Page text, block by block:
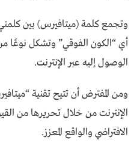
وتجمع كلمة (ميتافيرس) بين كلمتي
أي “الكون الفوقي” وتشكل نوعًا
الوصول إليه عبر الإنترنت.
ومن المفترض أن تتيح تقنية
الإنترنت من خلال تحريرها من
الافتراضي والواقع المعزز.